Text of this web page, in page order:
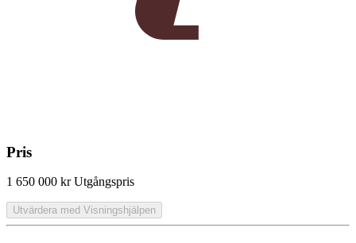
Pris
1 650 000 kr Utgångspris
Utvärdera med Visningshjälpen